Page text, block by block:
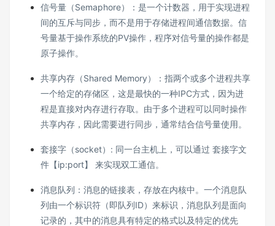
信号量（Semaphore）：是一个计数器，用于实现进程
间的互斥与同步，而不是用于存储进程间通信数据。信
号量基于操作系统的PV操作，程序对信号量的操作都是
原子操作。
共享内存（Shared Memory）：指两个或多个进程共享
一个给定的存储区，这是最快的一种IPC方式，因为进
程是直接对内存进行存取。由于多个进程可以同时操作
共享内存，因此需要进行同步，通常结合信号量使用。
套接字（socket）: 同一台主机上，可以通过 套接字文
件【ip:port】 来实现双工通信。
消息队列：消息的链接表，存放在内核中。一个消息队
列由一个标识符（即队列ID）来标识，消息队列是面向
记录的，其中的消息具有特定的格式以及特定的优先